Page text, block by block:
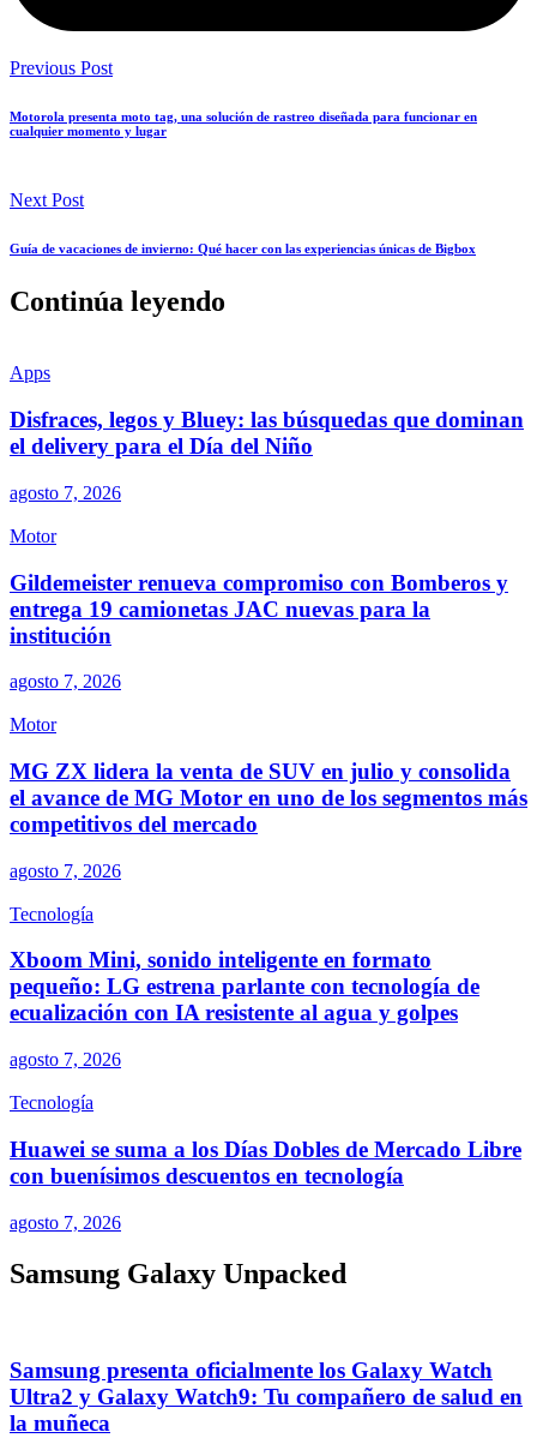
Previous Post
Motorola presenta moto tag, una solución de rastreo diseñada para funcionar en
cualquier momento y lugar
Next Post
Guía de vacaciones de invierno: Qué hacer con las experiencias únicas de Bigbox
Continúa leyendo
Apps
Disfraces, legos y Bluey: las búsquedas que dominan
el delivery para el Día del Niño
agosto 7, 2026
Motor
Gildemeister renueva compromiso con Bomberos y
entrega 19 camionetas JAC nuevas para la
institución
agosto 7, 2026
Motor
MG ZX lidera la venta de SUV en julio y consolida
el avance de MG Motor en uno de los segmentos más
competitivos del mercado
agosto 7, 2026
Tecnología
Xboom Mini, sonido inteligente en formato
pequeño: LG estrena parlante con tecnología de
ecualización con IA resistente al agua y golpes
agosto 7, 2026
Tecnología
Huawei se suma a los Días Dobles de Mercado Libre
con buenísimos descuentos en tecnología
agosto 7, 2026
Samsung Galaxy Unpacked
Samsung presenta oficialmente los Galaxy Watch
Ultra2 y Galaxy Watch9: Tu compañero de salud en
la muñeca